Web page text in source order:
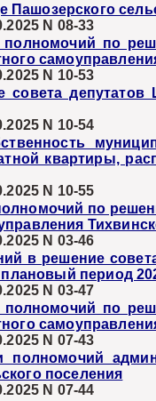
N 08-33
по
N 10-53
депутатов
N 10-54
квартиры,
N 10-55
по
N 03-46
в решение
период
N 03-47
по
N 07-43
полномочий
поселения
N 07-44